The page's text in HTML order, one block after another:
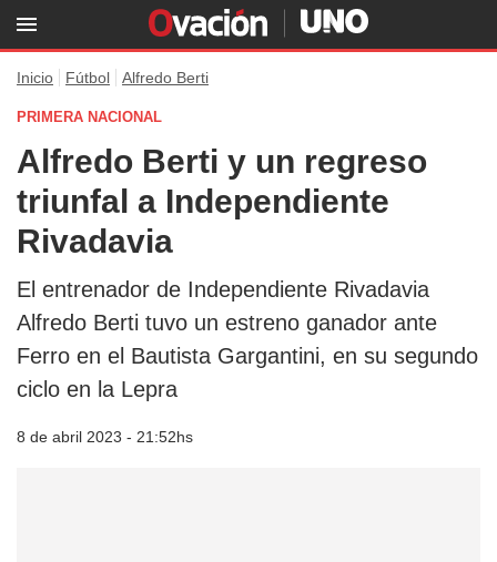
Inicio Fútbol Alfredo Berti
PRIMERA NACIONAL
Alfredo Berti y un regreso
triunfal a Independiente
Rivadavia
El entrenador de Independiente Rivadavia
Alfredo Berti tuvo un estreno ganador ante
Ferro en el Bautista Gargantini, en su segundo
ciclo en la Lepra
8 de abril 2023 - 21:52hs